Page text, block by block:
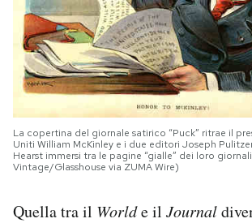
La copertina del giornale satirico “Puck” ritrae il
Uniti William McKinley e i due editori Joseph
Hearst immersi tra le pagine “gialle” dei loro
Vintage/Glasshouse via ZUMA Wire)
Quella tra il Worlde il Journal